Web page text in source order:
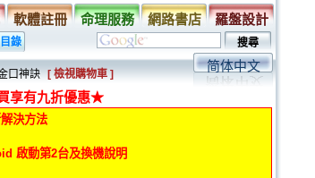
軟體註冊 命理服務 網路書店 羅盤設計
錄
口神訣 [ 檢視購物車 ]
简体中文
享有九折優惠★
決方法
啟動第2台及換機說明